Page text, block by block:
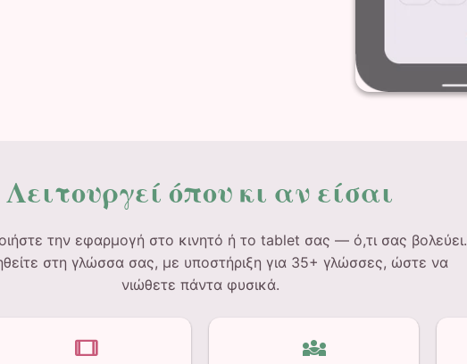
Λειτουργεί όπου κι αν είσαι
την εφαρμογή στο κινητό ή το tablet σας — ό,τι σας βολεύει.
στη γλώσσα σας, με υποστήριξη για 35+ γλώσσες, ώστε να
νιώθετε πάντα φυσικά.
tablet diversity_3